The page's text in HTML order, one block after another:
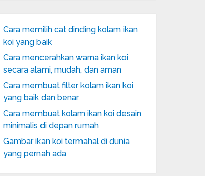
Cara memilih cat dinding kolam ikan
koi yang baik
Cara mencerahkan warna ikan koi
secara alami, mudah, dan aman
Cara membuat filter kolam ikan koi
yang baik dan benar
Cara membuat kolam ikan koi desain
minimalis di depan rumah
Gambar ikan koi termahal di dunia
yang pernah ada